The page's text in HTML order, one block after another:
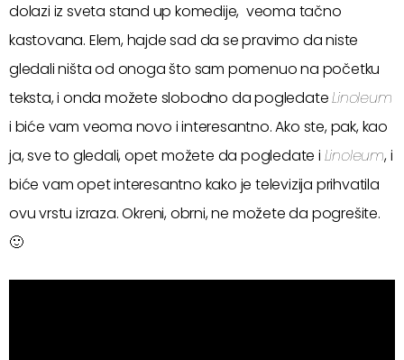
dolazi iz sveta stand up komedije, veoma tačno
kastovana. Elem, hajde sad da se pravimo da niste
gledali ništa od onoga što sam pomenuo na početku
teksta, i onda možete slobodno da pogledateLinoleum
i biće vam veoma novo i interesantno. Ako ste, pak, kao
ja, sve to gledali, opet možete da pogledate i Linoleum, i
biće vam opet interesantno kako je televizija prihvatila
ovu vrstu izraza. Okreni, obrni, ne možete da pogrešite.
🙂